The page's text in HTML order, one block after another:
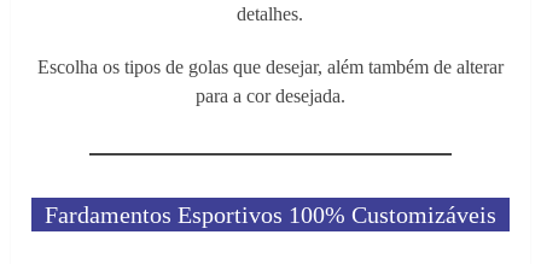
detalhes.
Escolha os tipos de golas que desejar, além também de alterar
para a cor desejada.
Fardamentos Esportivos 100% Customizáveis